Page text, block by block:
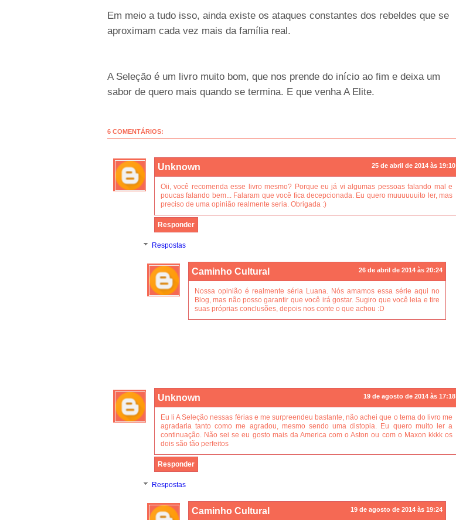
Em meio a tudo isso, ainda existe os ataques constantes dos rebeldes que se
aproximam cada vez mais da família real.
A Seleção é um livro muito bom, que nos prende do início ao fim e deixa um
sabor de quero mais quando se termina. E que venha A Elite.
6 COMENTÁRIOS:
Unknown 25 de abril de 2014 às 19:10
Oii, você recomenda esse livro mesmo? Porque eu já vi algumas pessoas falando mal e
poucas falando bem... Falaram que você fica decepcionada. Eu quero muuuuuuito ler, mas
preciso de uma opinião realmente seria. Obrigada :)
Responder
Respostas
Caminho Cultural 26 de abril de 2014 às 20:24
Nossa opinião é realmente séria Luana. Nós amamos essa série aqui no
Blog, mas não posso garantir que você irá gostar. Sugiro que você leia e tire
suas próprias conclusões, depois nos conte o que achou :D
Unknown 19 de agosto de 2014 às 17:18
Eu li A Seleção nessas férias e me surpreendeu bastante, não achei que o tema do livro me
agradaria tanto como me agradou, mesmo sendo uma distopia. Eu quero muito ler a
continuação. Não sei se eu gosto mais da America com o Aston ou com o Maxon kkkk os
dois são tão perfeitos
Responder
Respostas
Caminho Cultural 19 de agosto de 2014 às 19:24